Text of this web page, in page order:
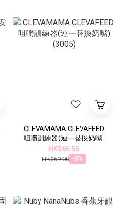
CLEVAMAMA CLEVAFEED
咀嚼訓練器(連一替換奶嘴)
(3005)
HK$65.55
HK$69.00 -5%